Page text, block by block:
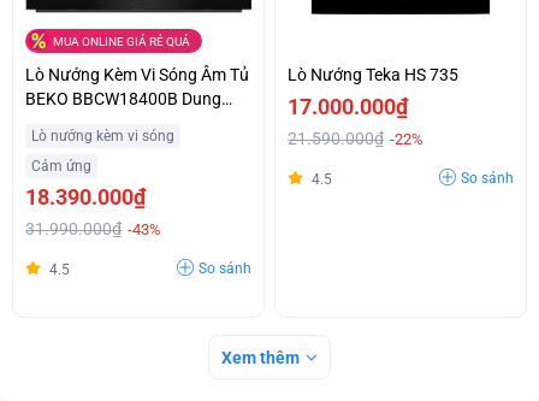
MUA ONLINE GIÁ RẺ QUÁ
Lò Nướng Kèm Vi Sóng Âm Tủ
BEKO BBCW18400B Dung
Lò nướng kèm vi sóng
Cảm ứng
18.390.000₫
31.990.000₫ -43%
4.5 So sánh
Lò Nướng Teka HS 735
17.000.000₫
21.590.000₫ -22%
4.5 So sánh
Xem thêm